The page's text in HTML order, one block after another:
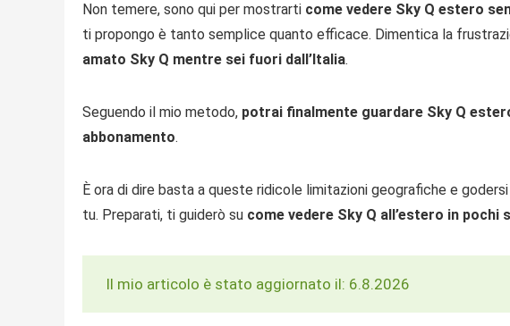
Non temere, sono qui per mostrarti come vedere Sky Q estero
ti propongo è tanto semplice quanto efficace. Dimentica la
amato Sky Q mentre sei fuori dall’Italia.
Seguendo il mio metodo, potrai finalmente guardare Sky Q
abbonamento.
È ora di dire basta a queste ridicole limitazioni geografiche e
tu. Preparati, ti guiderò su come vedere Sky Q all’estero in pochi
Il mio articolo è stato aggiornato il: 6.8.2026